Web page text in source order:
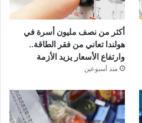
أكثر من نصف مليون أسرة في
هولندا تعاني من فقر الطاقة..
وارتفاع الأسعار يزيد الأزمة
منذ أسبوعين